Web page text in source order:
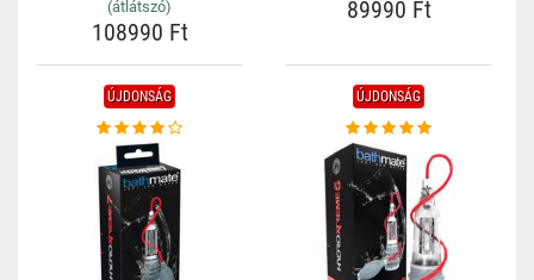
(átlátszó)
108990 Ft
89990 Ft
ÚJDONSÁG ÚJDONSÁG